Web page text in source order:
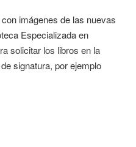
imágenes de las nuevas
Especializada en
solicitar los libros en la
signatura, por ejemplo